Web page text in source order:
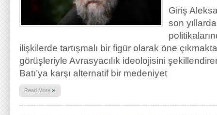
Giriş
son
ilişkilerde tartışmalı bir figür olarak öne
görüşleriyle Avrasyacılık ideolojisini
Batı’ya karşı alternatif bir medeniyet
Read More »